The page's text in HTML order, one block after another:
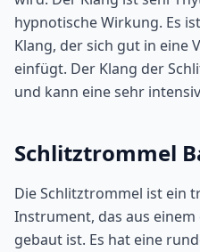
hypnotische Wirkung. Es
Klang, der sich gut in eine
einfügt. Der Klang der
und kann eine sehr
Schlitztrommel
Die Schlitztrommel ist ein
Instrument, das aus einem
gebaut ist. Es hat eine